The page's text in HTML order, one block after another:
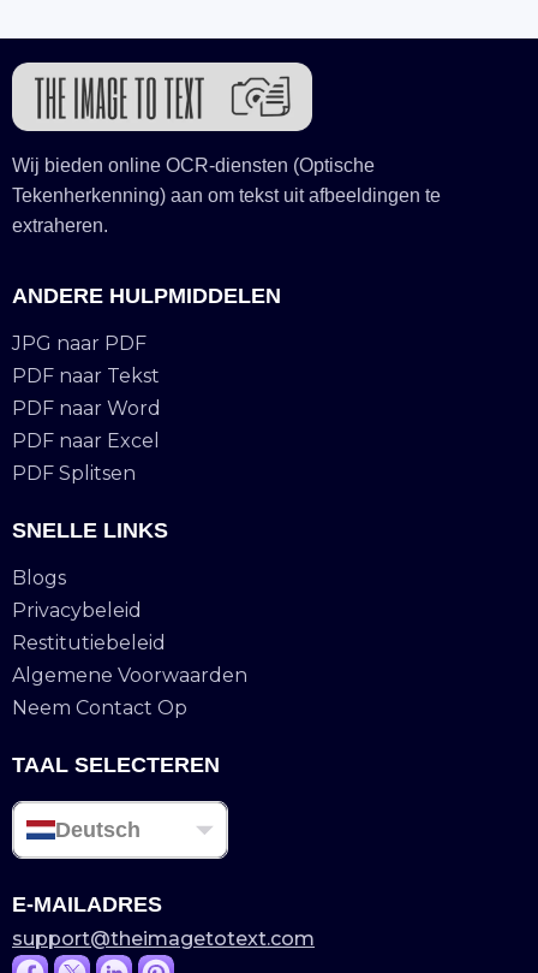
Wij bieden online OCR-diensten (Optische
Tekenherkenning) aan om tekst uit afbeeldingen te
extraheren.
ANDERE HULPMIDDELEN
JPG naar PDF
PDF naar Tekst
PDF naar Word
PDF naar Excel
PDF Splitsen
SNELLE LINKS
Blogs
Privacybeleid
Restitutiebeleid
Algemene Voorwaarden
Neem Contact Op
TAAL SELECTEREN
Deutsch
E-MAILADRES
support@theimagetotext.com